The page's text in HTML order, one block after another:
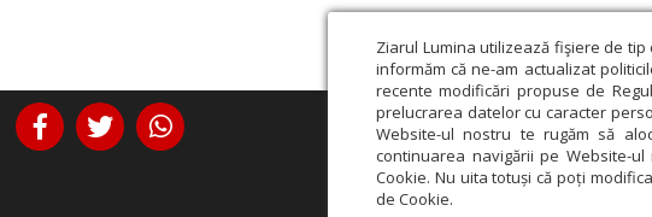
Ziarul Lumina utilizează fişiere de
informăm că ne-am actualizat
recente modificări propuse de
prelucrarea datelor cu caracter
Website-ul nostru te rugăm să
continuarea navigării pe Website-
Cookie. Nu uita totuși că poți
de Cookie.